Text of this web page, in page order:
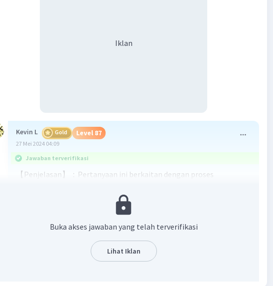
Iklan
Kevin L Gold Level 87
27 Mei 2024 04:09
Jawaban terverifikasi
【Penjelasan】：Pertanyaan ini berkaitan dengan proses
pencernaan singkong rebus. Singkong rebus mengandung
karbohidrat kompleks yang utamanya adalah pati. Proses
pencernaan karbohidrat dimulai di mulut dengan enzim amilase
yang dihasilkan oleh kelenjar ludah, kemudian dilanjutkan di usus dua
belas jari (duodenum) dengan bantuan enzim yang dihasilkan oleh
pankreas. Enzim yang bertanggung jawab untuk mengubah pati
Buka akses jawaban yang telah terverifikasi
Lihat Iklan